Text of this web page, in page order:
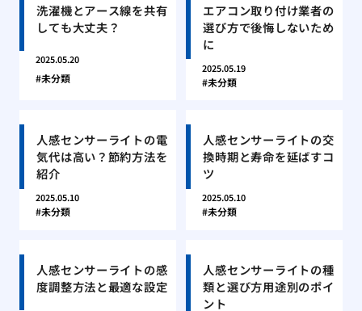
洗濯機とアース線を共有
しても大丈夫？
2025.05.20
未分類
エアコン取り付け業者の
選び方で後悔しないため
に
2025.05.19
未分類
人感センサーライトの電
気代は高い？節約方法を
紹介
2025.05.10
未分類
人感センサーライトの交
換時期と寿命を延ばすコ
ツ
2025.05.10
未分類
人感センサーライトの感
度調整方法と最適な設定
人感センサーライトの種
類と選び方用途別のポイ
ント